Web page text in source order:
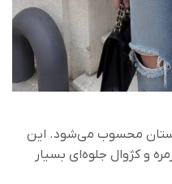
محسوب می‌شود. این
و کژوال جلوه‌ای بسیار